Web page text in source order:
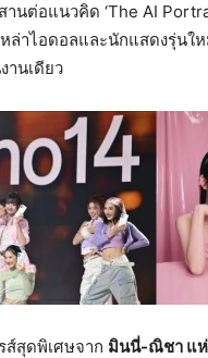
านต่อแนวคิด ‘The AI
ล่าไอดอลและนักแสดงรุ่นใ
านเดียว
ส์สุดพิเศษจาก มินนี่-ณิชา แห่